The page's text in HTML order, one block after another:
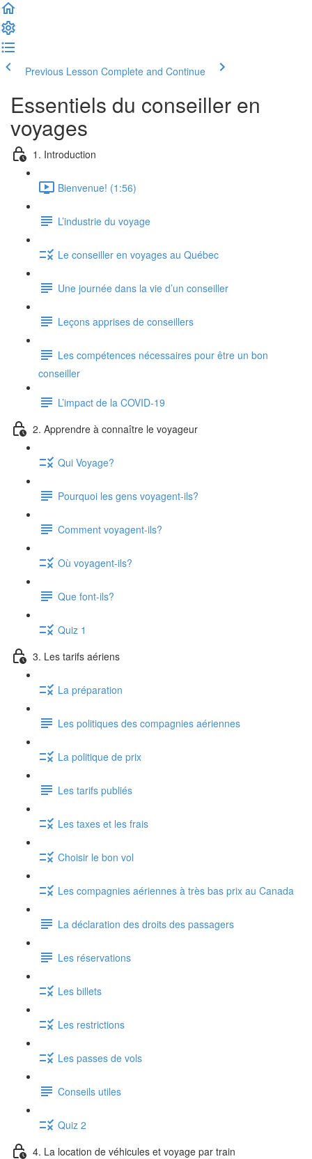
Previous Lesson Complete and Continue
Essentiels du conseiller en
voyages
1. Introduction
Bienvenue! (1:56)
L’industrie du voyage
Le conseiller en voyages au Québec
Une journée dans la vie d’un conseiller
Leçons apprises de conseillers
Les compétences nécessaires pour être un bon
conseiller
L’impact de la COVID-19
2. Apprendre à connaître le voyageur
Qui Voyage?
Pourquoi les gens voyagent-ils?
Comment voyagent-ils?
Où voyagent-ils?
Que font-ils?
Quiz 1
3. Les tarifs aériens
La préparation
Les politiques des compagnies aériennes
La politique de prix
Les tarifs publiés
Les taxes et les frais
Choisir le bon vol
Les compagnies aériennes à très bas prix au Canada
La déclaration des droits des passagers
Les réservations
Les billets
Les restrictions
Les passes de vols
Conseils utiles
Quiz 2
4. La location de véhicules et voyage par train